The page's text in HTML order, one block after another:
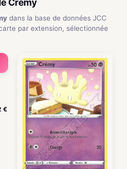
Crèmy
dans la base de données JCC
par extension, sélectionnée
€